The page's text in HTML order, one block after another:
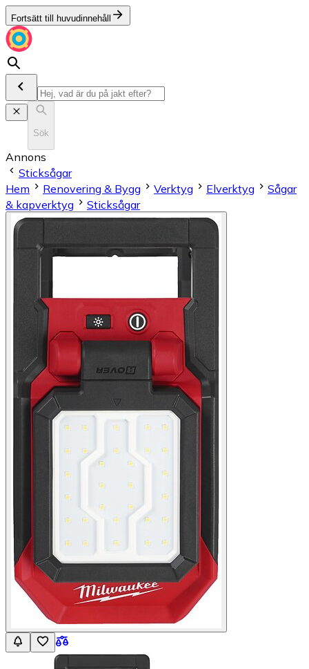
Fortsätt till huvudinnehåll
Sök
Annons
Sticksågar
Hem
Renovering & Bygg Verktyg Elverktyg
Sågar
& kapverktyg
Sticksågar